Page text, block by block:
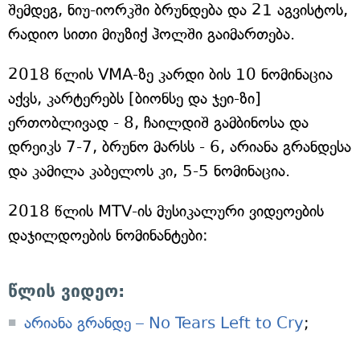
შემდეგ, ნიუ-იორკში ბრუნდება და 21 აგვისტოს,
რადიო სითი მიუზიქ ჰოლში გაიმართება.
2018 წლის VMA-ზე კარდი ბის 10 ნომინაცია
აქვს, კარტერებს [ბიონსე და ჯეი-ზი]
ერთობლივად - 8, ჩაილდიშ გამბინოსა და
დრეიკს 7-7, ბრუნო მარსს - 6, არიანა გრანდესა
და კამილა კაბელოს კი, 5-5 ნომინაცია.
2018 წლის MTV-ის მუსიკალური ვიდეოების
დაჯილდოების ნომინანტები:
წლის ვიდეო:
არიანა გრანდე – No Tears Left to Cry;